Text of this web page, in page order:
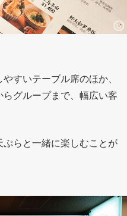
すいテーブル席のほか、
グループまで、幅広い客
らと一緒に楽しむことが